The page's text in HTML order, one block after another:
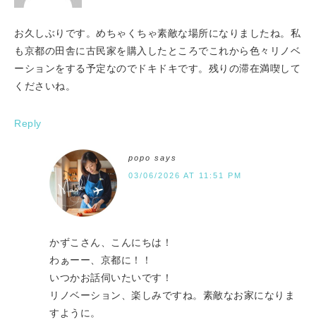
お久しぶりです。めちゃくちゃ素敵な場所になりましたね。私
も京都の田舎に古民家を購入したところでこれから色々リノベ
ーションをする予定なのでドキドキです。残りの滞在満喫して
くださいね。
Reply
popo says
03/06/2026 AT 11:51 PM
かずこさん、こんにちは！
わぁーー、京都に！！
いつかお話伺いたいです！
リノベーション、楽しみですね。素敵なお家になりま
すように。